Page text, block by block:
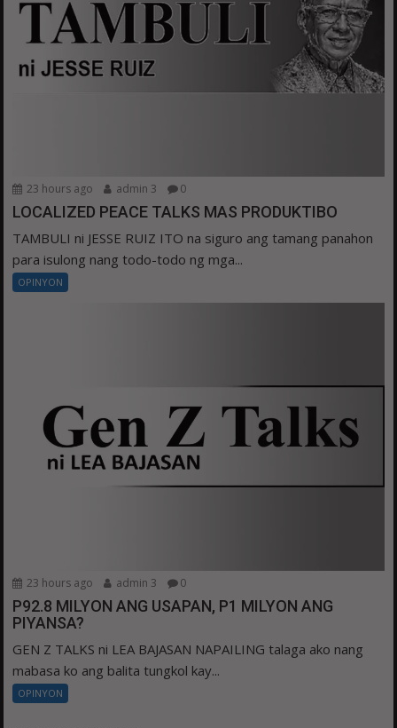
23 hours ago admin 3 0
LOCALIZED PEACE TALKS MAS PRODUKTIBO
TAMBULI ni JESSE RUIZ ITO na siguro ang tamang panahon
para isulong nang todo-todo ng mga...
OPINYON
23 hours ago admin 3 0
P92.8 MILYON ANG USAPAN, P1 MILYON ANG
PIYANSA?
GEN Z TALKS ni LEA BAJASAN NAPAILING talaga ako nang
mabasa ko ang balita tungkol kay...
OPINYON